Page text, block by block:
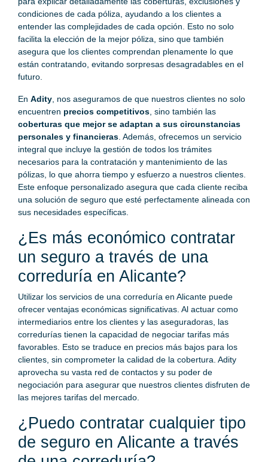
condiciones de cada póliza, ayudando a los clientes a
entender las complejidades de cada opción. Esto no solo
facilita la elección de la mejor póliza, sino que también
asegura que los clientes comprendan plenamente lo que
están contratando, evitando sorpresas desagradables en el
futuro.
En Adity , nos aseguramos de que nuestros clientes no solo
encuentren precios competitivos , sino también las
coberturas que mejor se adaptan a sus circunstancias
personales y financieras . Además, ofrecemos un servicio
integral que incluye la gestión de todos los trámites
necesarios para la contratación y mantenimiento de las
pólizas, lo que ahorra tiempo y esfuerzo a nuestros clientes.
Este enfoque personalizado asegura que cada cliente reciba
una solución de seguro que esté perfectamente alineada con
sus necesidades específicas.
¿Es más económico contratar
un seguro a través de una
correduría en Alicante?
Utilizar los servicios de una correduría en Alicante puede
ofrecer ventajas económicas significativas. Al actuar como
intermediarios entre los clientes y las aseguradoras, las
corredurías tienen la capacidad de negociar tarifas más
favorables. Esto se traduce en precios más bajos para los
clientes, sin comprometer la calidad de la cobertura. Adity
aprovecha su vasta red de contactos y su poder de
negociación para asegurar que nuestros clientes disfruten de
las mejores tarifas del mercado.
¿Puedo contratar cualquier tipo
de seguro en Alicante a través